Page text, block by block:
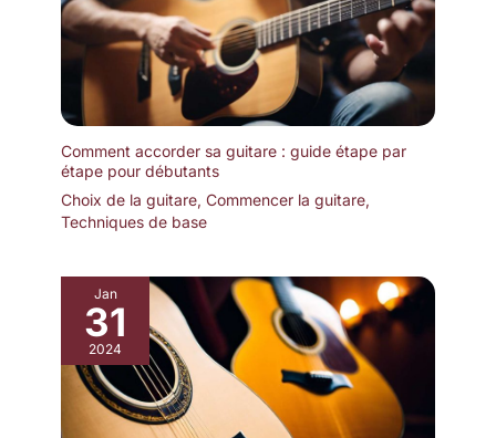
Comment accorder sa guitare : guide étape par
étape pour débutants
Choix de la guitare, Commencer la guitare,
Techniques de base
Jan
31
2024